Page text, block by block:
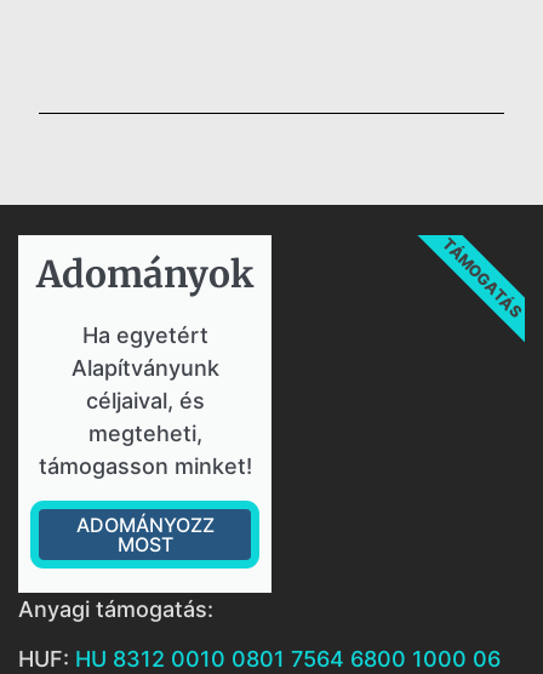
Adományok​
Ha egyetért
Alapítványunk
céljaival, és
megteheti,
támogasson minket!
ADOMÁNYOZZ
MOST
TÁMOGATÁS
Anyagi támogatás:
HUF: HU 8312 0010 0801 7564 6800 1000 06